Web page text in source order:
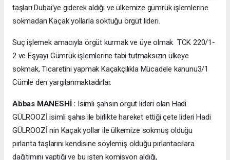
taşları Dubai'ye giderek aldığı ve ülkemize gümrük işlemlerine
sokmadan Kaçak yollarla soktuğu örgüt lideri.
Suç işlemek amacıyla örgüt kurmak ve üye olmak TCK 220/1-
2 ve Eşyayı Gümrük işlemlerine tabi tutmaksızın ülkeye
sokmak, Ticaretini yapmak Kaçakçılıkla Mücadele kanunu3/1
Cümle den yargılanmaktadırlar.
Abbas MANESHİ : Isimli şahsın örgüt lideri olan Hadi
GÜLROOZİ isimli şahıs ile birlikte hareket ettiği çete lideri Hadi
GÜLROOZİ nin Kaçak yollar ile ülkemize sokmuş olduğu
pırlanta taşlarını kendisine söylemiş olduğu pırlantacılara
dağıtımını yaptığı ve bu işten komisyon aldığı,